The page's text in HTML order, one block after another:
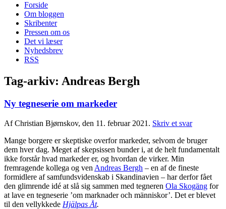
Forside
Om bloggen
Skribenter
Pressen om os
Det vi læser
Nyhedsbrev
RSS
Tag-arkiv: Andreas Bergh
Ny tegneserie om markeder
Af Christian Bjørnskov, den 11. februar 2021. Skriv et svar
Mange borgere er skeptiske overfor markeder, selvom de bruger
dem hver dag. Meget af skepsissen bunder i, at de helt fundamentalt
ikke forstår hvad markeder er, og hvordan de virker. Min
fremragende kollega og ven Andreas Bergh – en af de fineste
formidlere af samfundsvidenskab i Skandinavien – har derfor fået
den glimrende idé at slå sig sammen med tegneren Ola Skogäng for
at lave en tegneserie ’om marknader och människor’. Det er blevet
til den vellykkede Hjälpas Åt.